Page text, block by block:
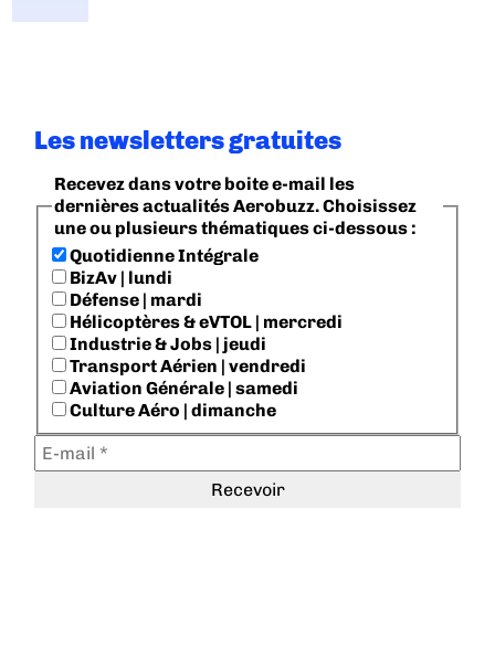
Les newsletters gratuites
Recevez dans votre boite e-mail les
dernières actualités Aerobuzz. Choisissez
une ou plusieurs thématiques ci-dessous :
Quotidienne Intégrale
BizAv | lundi
Défense | mardi
Hélicoptères & eVTOL | mercredi
Industrie & Jobs | jeudi
Transport Aérien | vendredi
Aviation Générale | samedi
Culture Aéro | dimanche